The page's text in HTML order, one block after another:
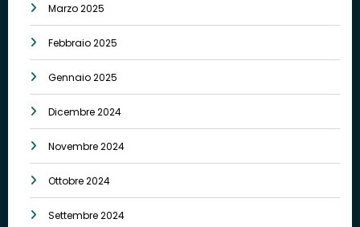
Marzo 2025
Febbraio 2025
Gennaio 2025
Dicembre 2024
Novembre 2024
Ottobre 2024
Settembre 2024